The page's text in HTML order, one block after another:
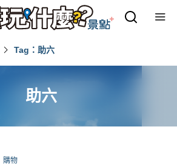
Tag：助六
助六
購物